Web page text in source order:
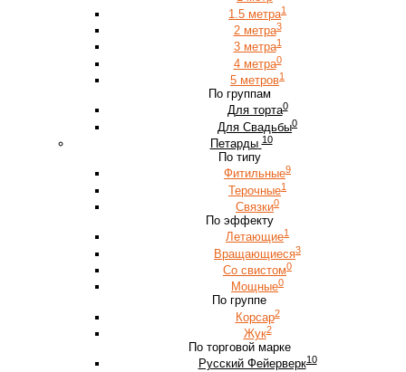
1.5 метра1
2 метра3
3 метра1
4 метра0
5 метров1
По группам
Для торта0
Для Свадьбы0
Петарды 10
По типу
Фитильные9
Терочные1
Связки0
По эффекту
Летающие1
Вращающиеся3
Со свистом0
Мощные0
По группе
Корсар2
Жук2
По торговой марке
Русский Фейерверк10